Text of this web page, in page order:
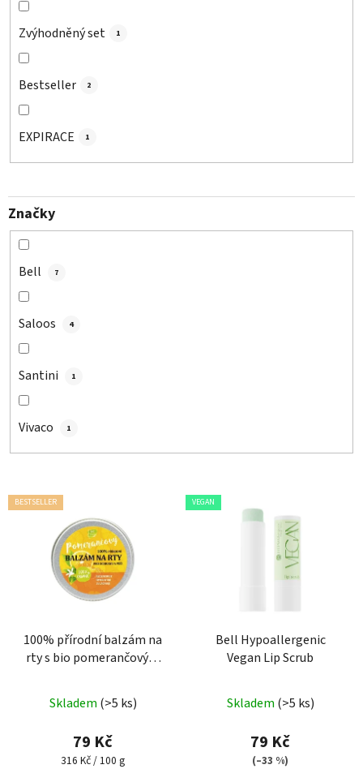
Zvýhodněný set 1
Bestseller 2
EXPIRACE 1
Značky
Bell 7
Saloos 4
Santini 1
Vivaco 1
V
ý
BESTSELLER
100% přírodní balzám na
rty s bio pomerančovým
hodnocení
produktu
je
Skladem (>5 ks)
79 Kč
Měrná
316 Kč / 100 g
VEGAN
Bell Hypoallergenic
Vegan Lip Scrub
hodnocení
produktu
je
Skladem (>5 ks)
79 Kč
(–33 %)